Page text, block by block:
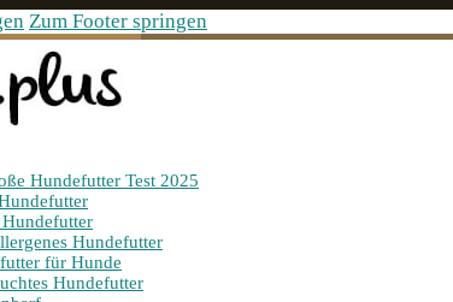
Zum Footer springen
Hundefutter Test 2025
Hundefutter
für Hunde
Hundefutter